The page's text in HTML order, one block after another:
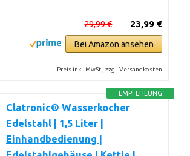
23,99 €
29,99 €
Bei Amazon ansehen
Preis inkl. MwSt., zzgl. Versandkosten
EMPFEHLUNG
Clatronic® Wasserkocher
Edelstahl | 1,5 Liter |
Einhandbedienung |